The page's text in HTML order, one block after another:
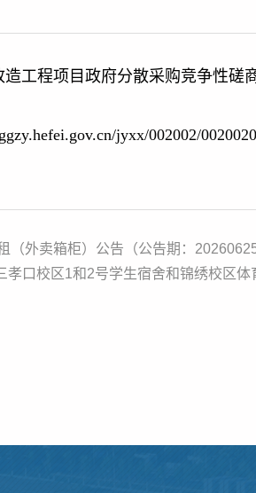
工程项目政府分散采购竞争性磋
jyxx/002002/
（外卖箱柜）公告（公告期：